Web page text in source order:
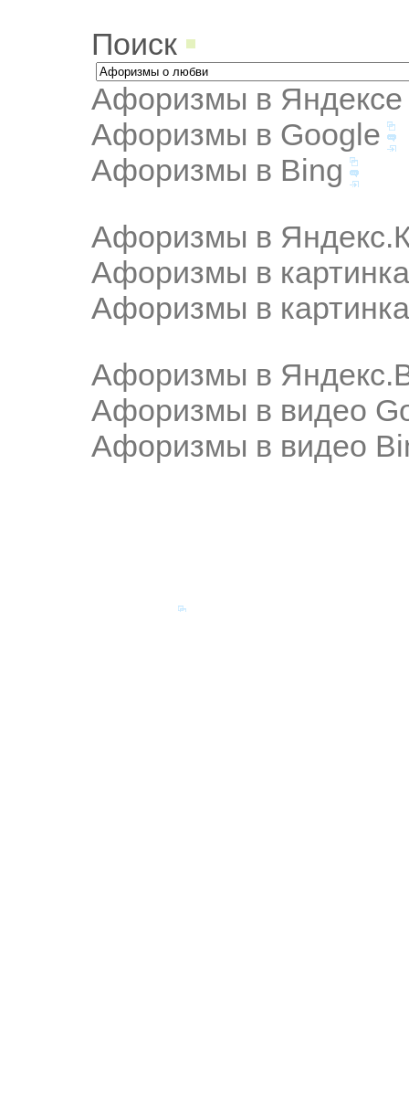
Поиск
Афоризмы в Яндексе
Афоризмы в Google
Афоризмы в Bing
Афоризмы в
Афоризмы в
Афоризмы в
Афоризмы в
Афоризмы в видео
Афоризмы в видео